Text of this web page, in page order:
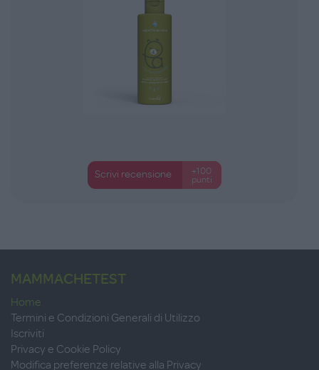
Scrivi recensione
+100
punti
MAMMACHETEST
Home
Termini e Condizioni Generali di Utilizzo
Iscriviti
Privacy e Cookie Policy
Modifica preferenze relative alla Privacy